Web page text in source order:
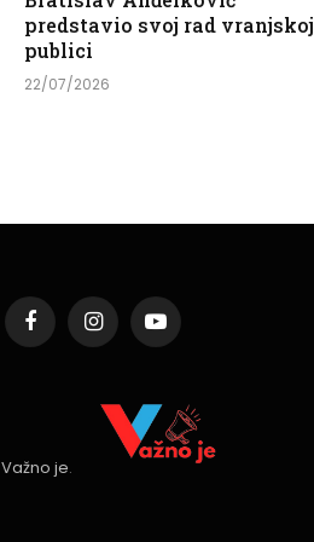
predstavio svoj rad vranjskoj
publici
22/07/2026
FacebookInstagramYouTube
Važno je.